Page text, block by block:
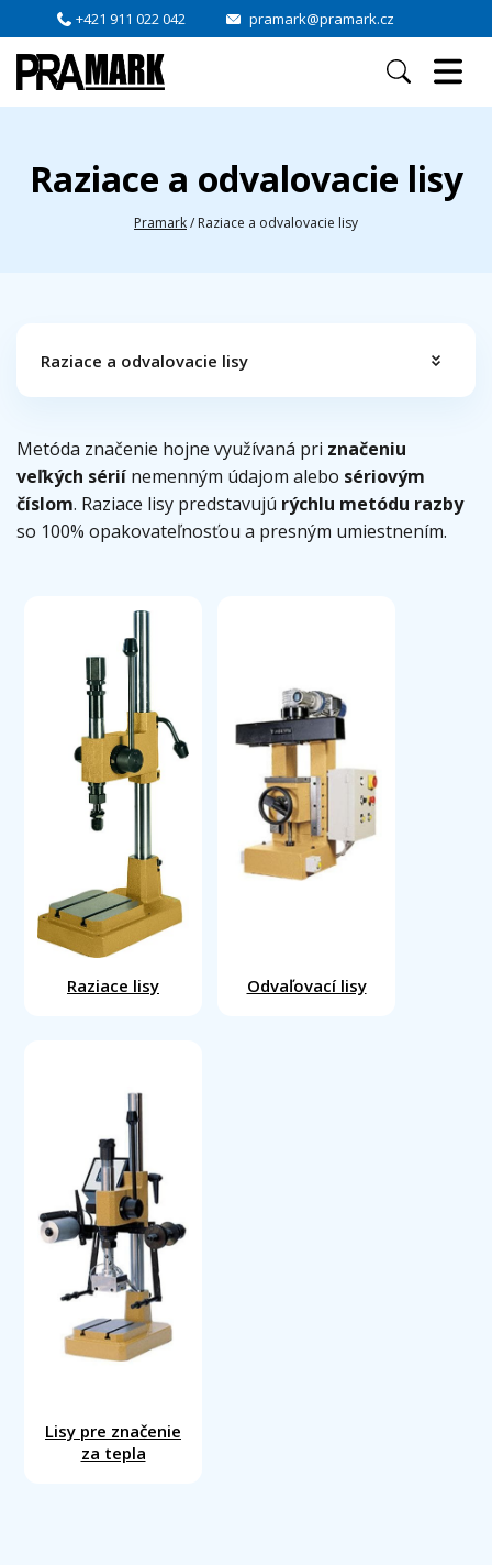
+421 911 022 042 pramark@pramark.cz
Raziace a odvalovacie lisy
Pramark/ Raziace a odvalovacie lisy
Raziace a odvalovacie lisy
Metóda značenie hojne využívaná pri značeniu
veľkých sérií nemenným údajom alebo sériovým
číslom. Raziace lisy predstavujú rýchlu metódu razby
so 100% opakovateľnosťou a presným umiestnením.
Raziace lisy Odvaľovací lisy
Lisy pre značenie
za tepla